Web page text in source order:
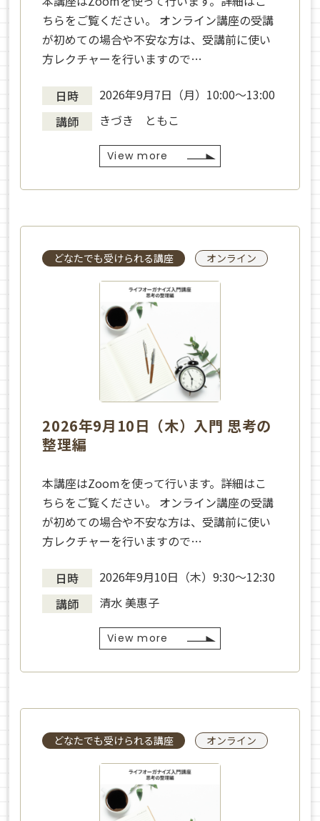
ちらをご覧ください。 オンライン講座の受講
が初めての場合や不安な方は、受講前に使い
方レクチャーを行いますので…
日時
2026年9月7日（月）10:00～13:00
講師
きづき ともこ
View more
どなたでも受けられる講座 オンライン
2026年9月10日（木）入門 思考の
整理編
本講座はZoomを使って行います。詳細はこ
ちらをご覧ください。 オンライン講座の受講
が初めての場合や不安な方は、受講前に使い
方レクチャーを行いますので…
日時
2026年9月10日（木）9:30～12:30
講師
清水 美惠子
View more
どなたでも受けられる講座 オンライン